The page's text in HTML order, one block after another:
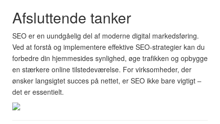
Afsluttende tanker
SEO er en uundgåelig del af moderne digital markedsføring.
Ved at forstå og implementere effektive SEO-strategier kan du
forbedre din hjemmesides synlighed, øge trafikken og opbygge
en stærkere online tilstedeværelse. For virksomheder, der
ønsker langsigtet succes på nettet, er SEO ikke bare vigtigt –
det er essentielt.